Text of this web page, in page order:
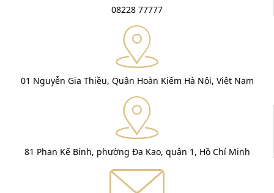
08228 77777
01 Nguyễn Gia Thiều, Quận Hoàn Kiếm Hà Nội, Việt Nam
81 Phan Kế Bính, phường Đa Kao, quận 1, Hồ Chí Minh